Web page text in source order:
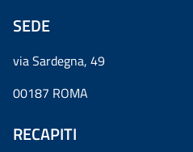
SEDE
via Sardegna, 49
00187 ROMA
RECAPITI